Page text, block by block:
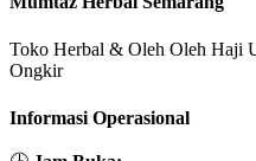
Toko Herbal & Oleh Oleh Haji
Ongkir
Informasi Operasional